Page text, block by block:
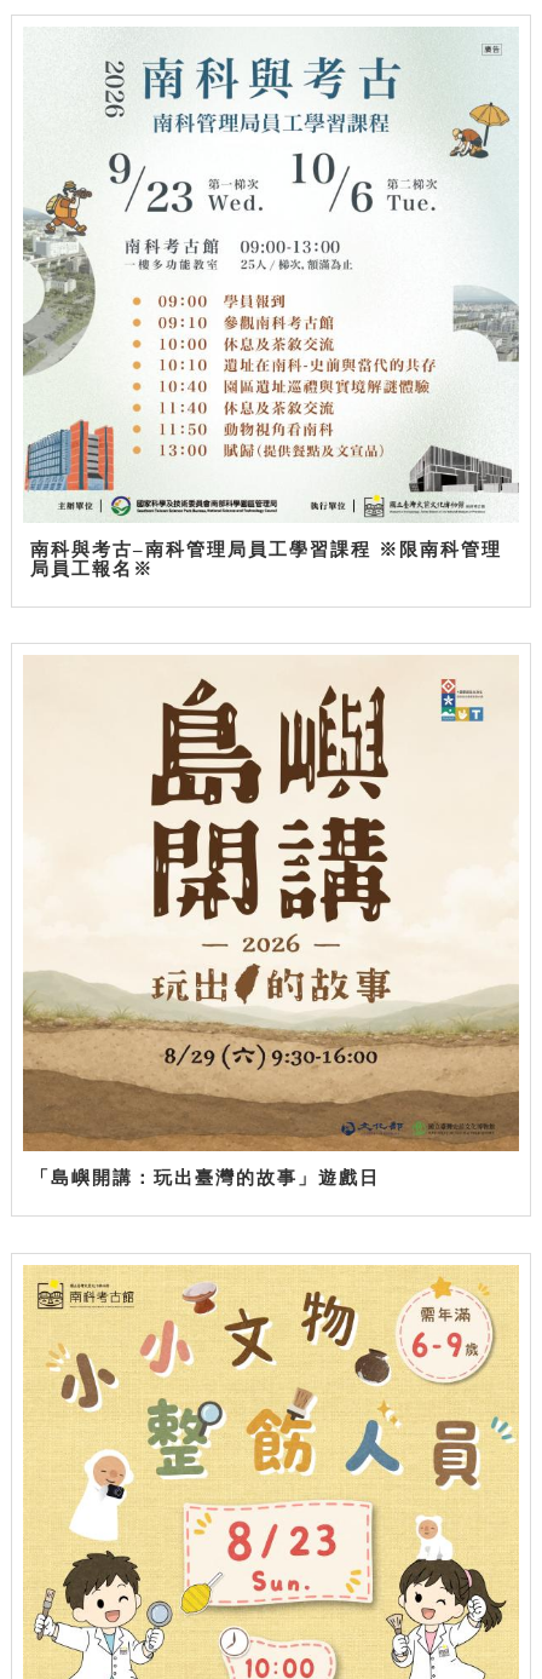
南科與考古–南科管理局員工學習課程 ※限南科管理
局員工報名※
「島嶼開講：玩出臺灣的故事」遊戲日